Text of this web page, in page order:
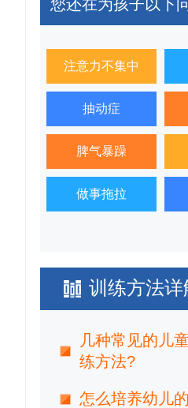
您还在为孩子以下
注意力不集中
抽动症
脾气暴躁
做事拖拉
训练方法详
几种常见的儿
练方法?
怎么培养幼儿